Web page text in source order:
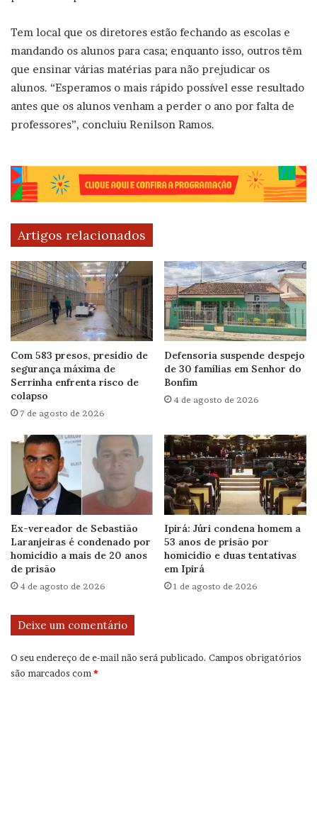
Tem local que os diretores estão fechando as escolas e
mandando os alunos para casa; enquanto isso, outros têm
que ensinar várias matérias para não prejudicar os
alunos. “Esperamos o mais rápido possível esse resultado
antes que os alunos venham a perder o ano por falta de
professores”, concluiu Renilson Ramos.
Artigos relacionados
Com 583 presos, presídio de
segurança máxima de
Serrinha enfrenta risco de
colapso
7 de agosto de 2026
Defensoria suspende despejo
de 30 famílias em Senhor do
Bonfim
4 de agosto de 2026
Ex-vereador de Sebastião
Laranjeiras é condenado por
homicídio a mais de 20 anos
de prisão
4 de agosto de 2026
Ipirá: Júri condena homem a
53 anos de prisão por
homicídio e duas tentativas
em Ipirá
1 de agosto de 2026
Deixe um comentário
O seu endereço de e-mail não será publicado. Campos obrigatórios
são marcados com*